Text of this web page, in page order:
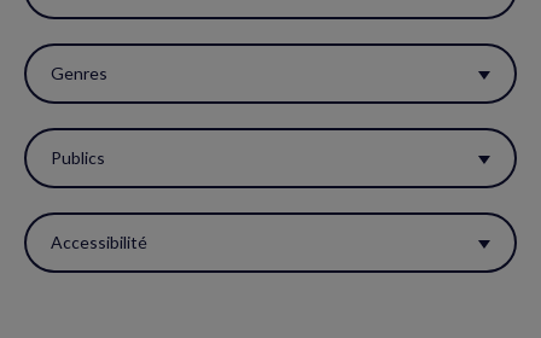
réactualiser
la
page.
Genres
Publics
Accessibilité